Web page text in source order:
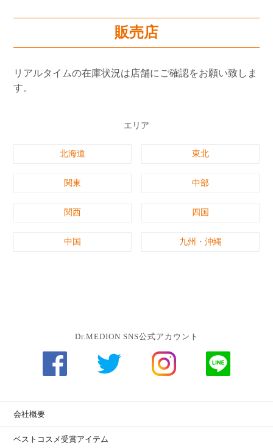
販売店
リアルタイムの在庫状況は店舗にご確認をお願い致しま
す。
エリア
北海道 東北
関東 中部
関西 四国
中国 九州・沖縄
Dr.MEDION SNS公式アカウント
会社概要
ベストコスメ受賞アイテム